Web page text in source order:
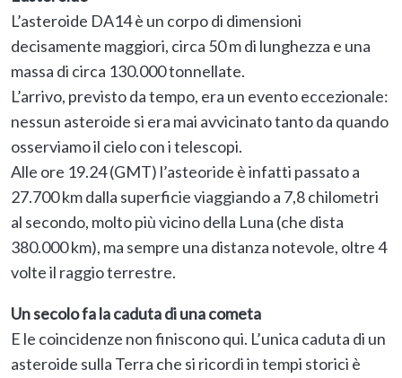
L’asteroide DA14 è un corpo di dimensioni
decisamente maggiori, circa 50 m di lunghezza e una
massa di circa 130.000 tonnellate.
L’arrivo, previsto da tempo, era un evento eccezionale:
nessun asteroide si era mai avvicinato tanto da quando
osserviamo il cielo con i telescopi.
Alle ore 19.24 (GMT) l’asteoride è infatti passato a
27.700 km dalla superficie viaggiando a 7,8 chilometri
al secondo, molto più vicino della Luna (che dista
380.000 km), ma sempre una distanza notevole, oltre 4
volte il raggio terrestre.
Un secolo fa la caduta di una cometa
E le coincidenze non finiscono qui. L’unica caduta di un
asteroide sulla Terra che si ricordi in tempi storici è